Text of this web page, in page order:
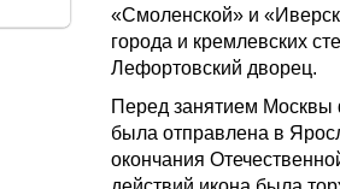
«Смоленской» и
города и кремлевских
Лефортовский дворец.
Перед занятием Москвы
была отправлена в
окончания